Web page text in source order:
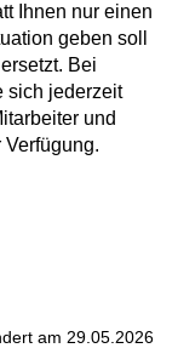
Ihnen nur einen
geben soll
Bei
sich jederzeit
und
am 29.05.2026